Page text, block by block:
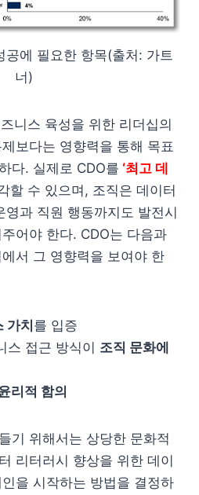
에 필요한 항목(출처: 가트
너)
니스 육성을 위한 리더십의
보다는 영향력을 통해 목표
다. 실제로 CDO를 ‘최고 데
할 수 있으며, 조직은 데이터
과 직원 행동까지도 발전시
어야 한다. CDO는 다음과
서 그 영향력을 보여야 한
가치를 입증
스 접근 방식이 조직 문화에
리적 함의
기 위해서는 상당한 문화적
리터러시 향상을 위한 데이
을 시작하는 방법을 결정하